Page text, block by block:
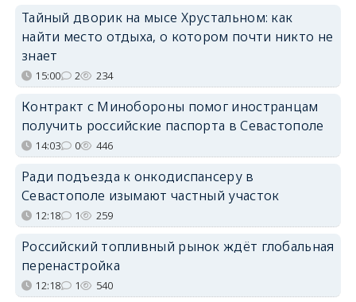
Тайный дворик на мысе Хрустальном: как
найти место отдыха, о котором почти никто не
знает
15:00 2 234
Контракт с Минобороны помог иностранцам
получить российские паспорта в Севастополе
14:03 0 446
Ради подъезда к онкодиспансеру в
Севастополе изымают частный участок
12:18 1 259
Российский топливный рынок ждёт глобальная
перенастройка
12:18 1 540